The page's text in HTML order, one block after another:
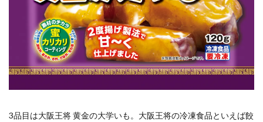
3品目は大阪王将 黄金の大学いも。大阪王将の冷凍食品といえば餃